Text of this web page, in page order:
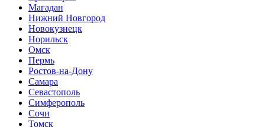
Магадан
Нижний Новгород
Новокузнецк
Норильск
Омск
Пермь
Ростов-на-Дону
Самара
Севастополь
Симферополь
Сочи
Томск